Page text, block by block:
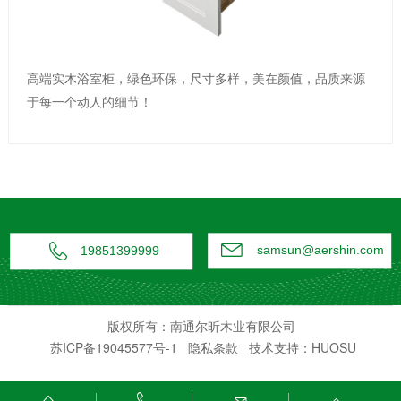
高端实木浴室柜，绿色环保，尺寸多样，美在颜值，品质来源
于每一个动人的细节！
 19851399999  samsun@aershin.com
版权所有：南通尔昕木业有限公司
苏ICP备19045577号-1
隐私条款 技术支持：HUOSU